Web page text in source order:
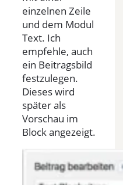
einzelnen Zeile
und dem Modul
Text. Ich
empfehle, auch
ein Beitragsbild
festzulegen.
Dieses wird
später als
Vorschau im
Block angezeigt.